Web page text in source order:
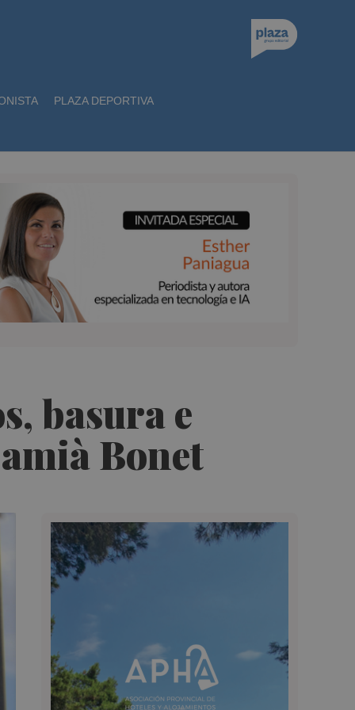
PLAZA DEPORTIVA
basura e
Bonet